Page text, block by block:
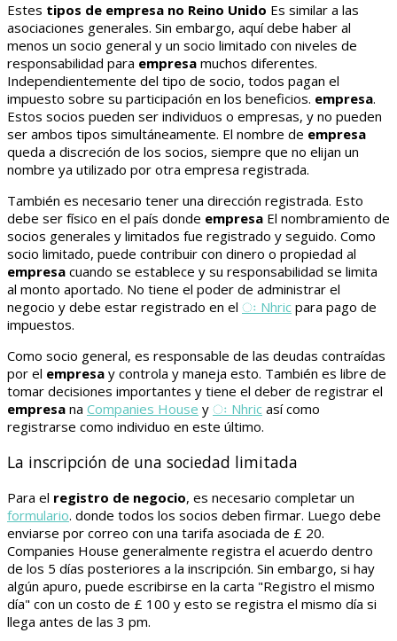
Estes tipos de empresa no Reino Unido Es similar a las
asociaciones generales. Sin embargo, aquí debe haber al
menos un socio general y un socio limitado con niveles de
responsabilidad para empresa muchos diferentes.
Independientemente del tipo de socio, todos pagan el
impuesto sobre su participación en los beneficios. empresa.
Estos socios pueden ser individuos o empresas, y no pueden
ser ambos tipos simultáneamente. El nombre de empresa
queda a discreción de los socios, siempre que no elijan un
nombre ya utilizado por otra empresa registrada.
También es necesario tener una dirección registrada. Esto
debe ser físico en el país donde empresa El nombramiento de
socios generales y limitados fue registrado y seguido. Como
socio limitado, puede contribuir con dinero o propiedad al
empresa cuando se establece y su responsabilidad se limita
al monto aportado. No tiene el poder de administrar el
negocio y debe estar registrado en el ः Nhric para pago de
impuestos.
Como socio general, es responsable de las deudas contraídas
por el empresa y controla y maneja esto. También es libre de
tomar decisiones importantes y tiene el deber de registrar el
empresa na Companies House y ः Nhric así como
registrarse como individuo en este último.
La inscripción de una sociedad limitada
Para el registro de negocio, es necesario completar un
formulario. donde todos los socios deben firmar. Luego debe
enviarse por correo con una tarifa asociada de £ 20.
Companies House generalmente registra el acuerdo dentro
de los 5 días posteriores a la inscripción. Sin embargo, si hay
algún apuro, puede escribirse en la carta "Registro el mismo
día" con un costo de £ 100 y esto se registra el mismo día si
llega antes de las 3 pm.